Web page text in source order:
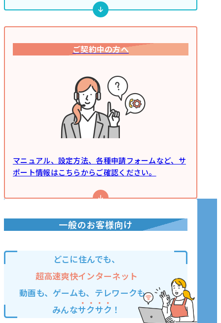
ご契約中の方へ
マニュアル、設定方法、各種申請フォームなど、サ
ポート情報はこちらからご確認ください。
一般のお客様向け
どこに住んでも、
超高速爽快インターネット
動画も、ゲームも、テレワークも、
みんなサクサク ！